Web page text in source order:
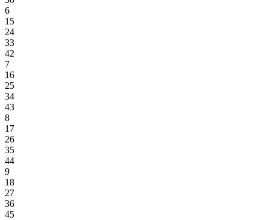
6
15
24
33
42
7
16
25
34
43
8
17
26
35
44
9
18
27
36
45